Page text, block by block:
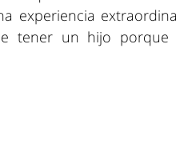
experiencia
tener un hijo porque